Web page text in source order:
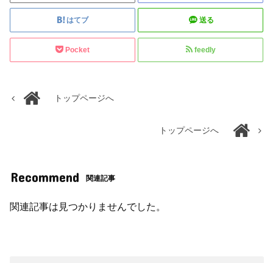
はてブ 送る
Pocket feedly
トップページへ
トップページへ
Recommend 関連記事
関連記事は見つかりませんでした。